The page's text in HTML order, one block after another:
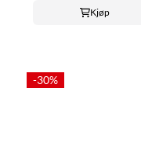
Kjøp
-30%